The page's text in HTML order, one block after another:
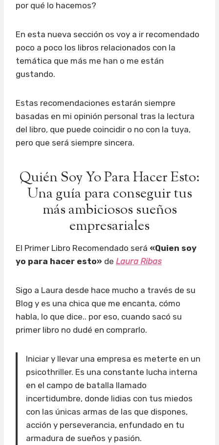
por qué lo hacemos?
En esta nueva sección os voy a ir recomendado
poco a poco los libros relacionados con la
temática que más me han o me están
gustando.
Estas recomendaciones estarán siempre
basadas en mi opinión personal tras la lectura
del libro, que puede coincidir o no con la tuya,
pero que será siempre sincera.
Quién Soy Yo Para Hacer Esto:
Una guía para conseguir tus
más ambiciosos sueños
empresariales
El Primer Libro Recomendado será «Quien soy
yo para hacer esto» de Laura Ribas
Sigo a Laura desde hace mucho a través de su
Blog y es una chica que me encanta, cómo
habla, lo que dice.. por eso, cuando sacó su
primer libro no dudé en comprarlo.
Iniciar y llevar una empresa es meterte en un
psicothriller. Es una constante lucha interna
en el campo de batalla llamado
incertidumbre, donde lidias con tus miedos
con las únicas armas de las que dispones,
acción y perseverancia, enfundado en tu
armadura de sueños y pasión.